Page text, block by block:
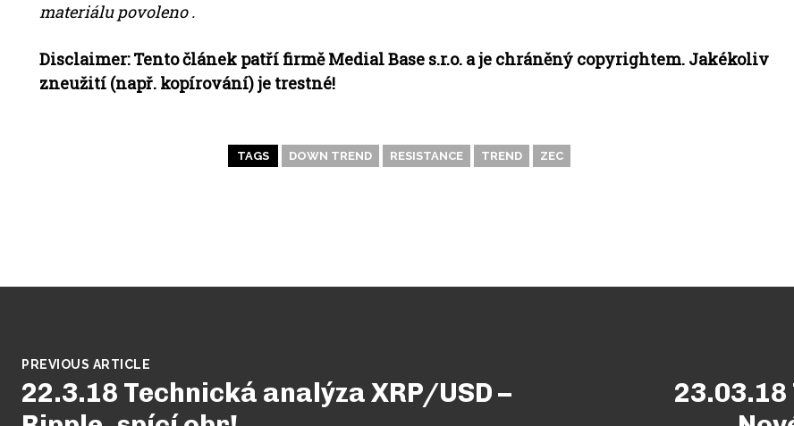
materiálu povoleno .
Disclaimer: Tento článek patří firmě Medial Base s.r.o. a je chráněný copyrightem. Jakékoliv
zneužití (např. kopírování) je trestné!
TAGS DOWN TREND RESISTANCE TREND ZEC
PREVIOUS ARTICLE
22.3.18 Technická analýza XRP/USD –
23.03.18